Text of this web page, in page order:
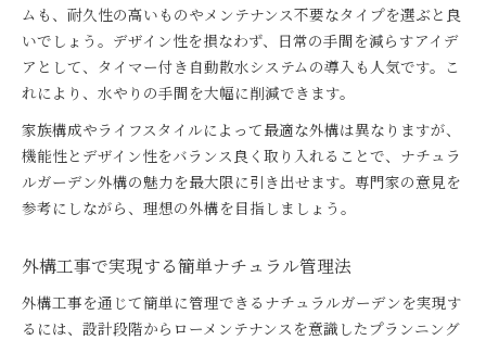
ムも、耐久性の高いものやメンテナンス不要なタイプを選ぶと良
いでしょう。デザイン性を損なわず、日常の手間を減らすアイデ
アとして、タイマー付き自動散水システムの導入も人気です。こ
れにより、水やりの手間を大幅に削減できます。
家族構成やライフスタイルによって最適な外構は異なりますが、
機能性とデザイン性をバランス良く取り入れることで、ナチュラ
ルガーデン外構の魅力を最大限に引き出せます。専門家の意見を
参考にしながら、理想の外構を目指しましょう。
外構工事で実現する簡単ナチュラル管理法
外構工事を通じて簡単に管理できるナチュラルガーデンを実現す
るには、設計段階からローメンテナンスを意識したプランニング